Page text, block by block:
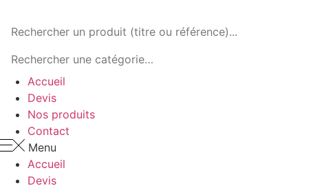
Accueil
Devis
Nos produits
Contact
Menu
Accueil
Devis